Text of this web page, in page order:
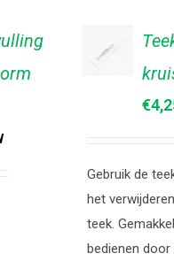
TOEVOEGEN
€
Gebruik de
het
teek.
bedienen door